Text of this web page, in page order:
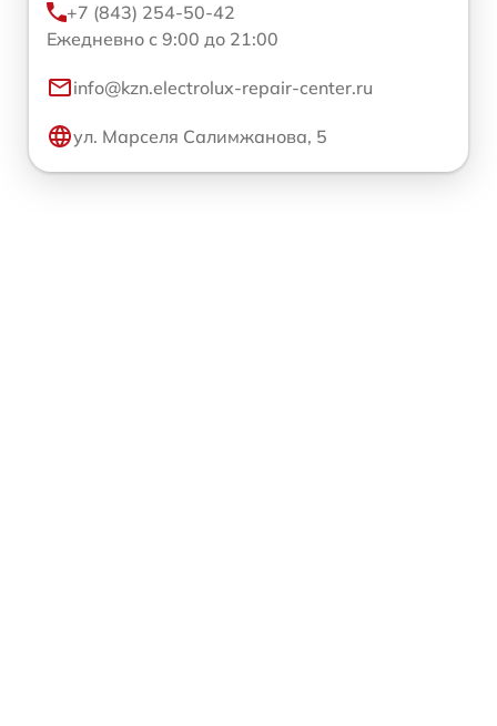
+7 (843) 254-50-42
Ежедневно с 9:00 до 21:00
info@kzn.electrolux-repair-center.ru
ул. Марселя Салимжанова, 5